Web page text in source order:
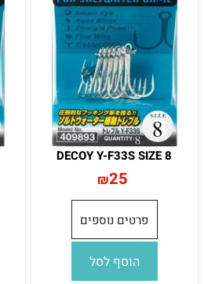
DECOY Y-F33S SIZE 8
₪25
פרטים נוספים
הוסף לסל